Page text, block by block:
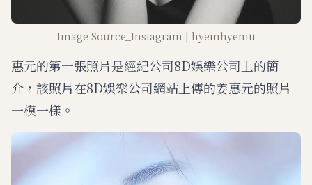
Image Source_Instagram | hyemhyemu
惠元的第一張照片是經紀公司8D娛樂公司上的簡
介，該照片在8D娛樂公司網站上傳的姜惠元的照片
一模一樣。